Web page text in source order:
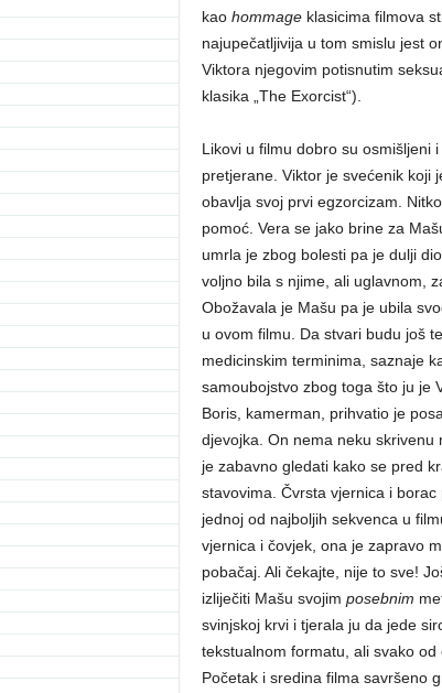
kao hommageklasicima filmova
najupečatljivija u tom smislu jest
Viktora njegovim potisnutim
klasika „The Exorcist“).
Likovi u filmu dobro su osmišljeni
pretjerane. Viktor je svećenik koji
obavlja svoj prvi egzorcizam.
pomoć. Vera se jako brine za
umrla je zbog bolesti pa je dulji
voljno bila s njime, ali uglavnom,
Obožavala je Mašu pa je ubila
u ovom filmu. Da stvari budu još
medicinskim terminima, saznaje
samoubojstvo zbog toga što ju je
Boris, kamerman, prihvatio je
djevojka. On nema neku skrivenu
je zabavno gledati kako se pred
stavovima. Čvrsta vjernica i
jednoj od najboljih sekvenca u
vjernica i čovjek, ona je zapravo
pobačaj. Ali čekajte, nije to sve!
izliječiti Mašu svojim posebnim
svinjskoj krvi i tjerala ju da jede
tekstualnom formatu, ali svako
Početak i sredina filma savršeno